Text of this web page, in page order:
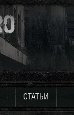
СТАТЬИ